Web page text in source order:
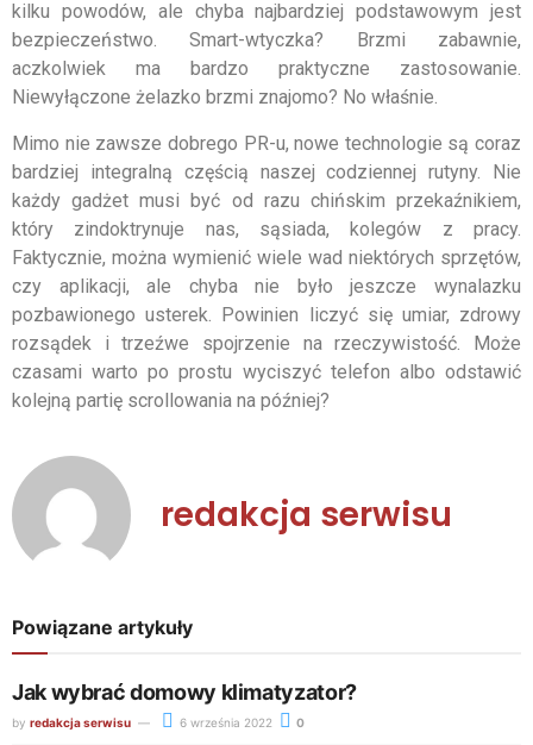
kilku powodów, ale chyba najbardziej podstawowym jest
bezpieczeństwo. Smart-wtyczka? Brzmi zabawnie,
aczkolwiek ma bardzo praktyczne zastosowanie.
Niewyłączone żelazko brzmi znajomo? No właśnie.
Mimo nie zawsze dobrego PR-u, nowe technologie są coraz
bardziej integralną częścią naszej codziennej rutyny. Nie
każdy gadżet musi być od razu chińskim przekaźnikiem,
który zindoktrynuje nas, sąsiada, kolegów z pracy.
Faktycznie, można wymienić wiele wad niektórych sprzętów,
czy aplikacji, ale chyba nie było jeszcze wynalazku
pozbawionego usterek. Powinien liczyć się umiar, zdrowy
rozsądek i trzeźwe spojrzenie na rzeczywistość. Może
czasami warto po prostu wyciszyć telefon albo odstawić
kolejną partię scrollowania na później?
redakcja serwisu
Powiązane artykuły
Jak wybrać domowy klimatyzator?
by redakcja serwisu 6 września 2022 0